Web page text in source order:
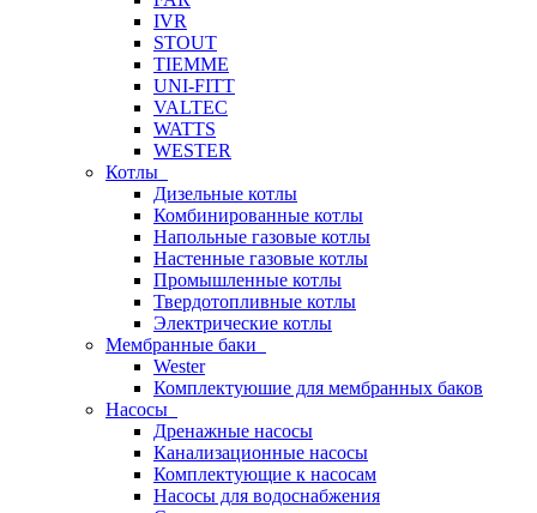
IVR
STOUT
TIEMME
UNI-FITT
VALTEC
WATTS
WESTER
Котлы
Дизельные котлы
Комбинированные котлы
Напольные газовые котлы
Настенные газовые котлы
Промышленные котлы
Твердотопливные котлы
Электрические котлы
Мембранные баки
Wester
Комплектуюшие для мембранных баков
Насосы
Дренажные насосы
Канализационные насосы
Комплектующие к насосам
Насосы для водоснабжения